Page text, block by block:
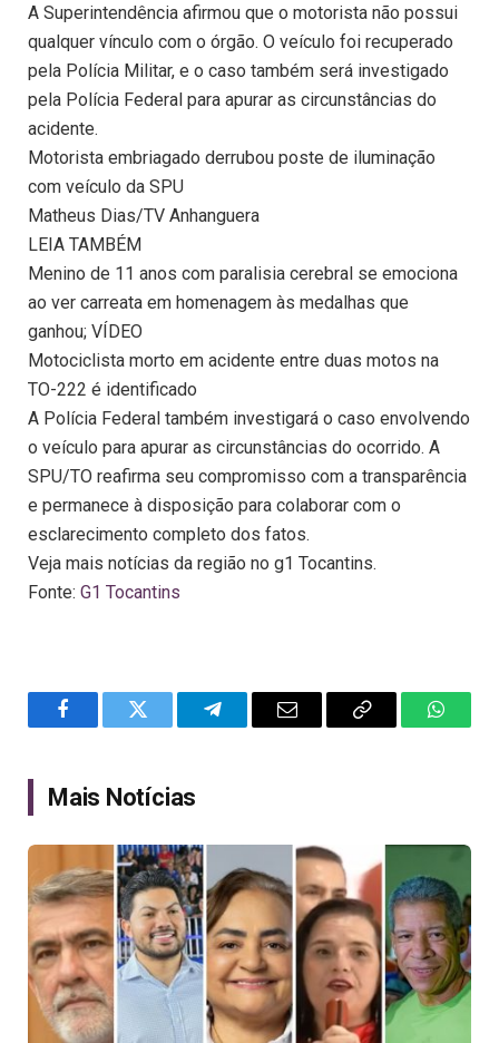
A Superintendência afirmou que o motorista não possui
qualquer vínculo com o órgão. O veículo foi recuperado
pela Polícia Militar, e o caso também será investigado
pela Polícia Federal para apurar as circunstâncias do
acidente.
Motorista embriagado derrubou poste de iluminação
com veículo da SPU
Matheus Dias/TV Anhanguera
LEIA TAMBÉM
Menino de 11 anos com paralisia cerebral se emociona
ao ver carreata em homenagem às medalhas que
ganhou; VÍDEO
Motociclista morto em acidente entre duas motos na
TO-222 é identificado
A Polícia Federal também investigará o caso envolvendo
o veículo para apurar as circunstâncias do ocorrido. A
SPU/TO reafirma seu compromisso com a transparência
e permanece à disposição para colaborar com o
esclarecimento completo dos fatos.
Veja mais notícias da região no g1 Tocantins.
Fonte: G1 Tocantins
FacebookTwitter TelegramEmail
Copy
Mais Notícias